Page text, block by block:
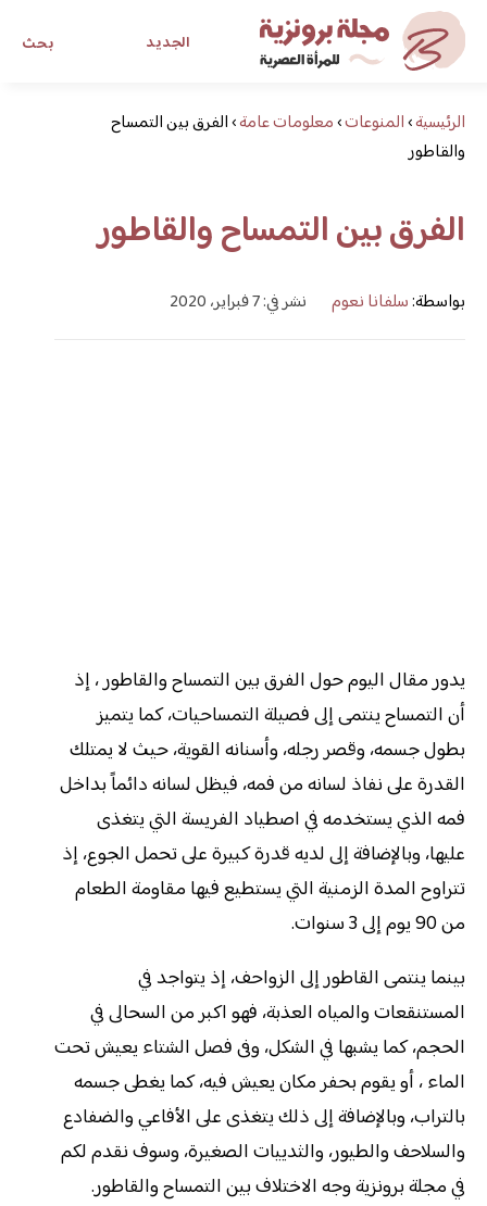
بحث الجديد
مجلة برونزية للفتاة العصريةالرئيسية›المنوعات›معلومات عامة›الفرق بين التمساح
والقاطور
الفرق بين التمساح والقاطور
بواسطة:سلفانا نعوم نشر في: 7 فبراير، 2020
يدور مقال اليوم حول الفرق بين التمساح والقاطور ، إذ
أن التمساح ينتمى إلى فصيلة التمساحيات، كما يتميز
بطول جسمه، وقصر رجله، وأسنانه القوية، حيث لا يمتلك
القدرة على نفاذ لسانه من فمه، فيظل لسانه دائماً بداخل
فمه الذي يستخدمه في اصطياد الفريسة التي يتغذى
عليها، وبالإضافة إلى لديه قدرة كبيرة على تحمل الجوع، إذ
تتراوح المدة الزمنية التي يستطيع فيها مقاومة الطعام
من 90 يوم إلى 3 سنوات.
بينما ينتمى القاطور إلى الزواحف، إذ يتواجد في
المستنقعات والمياه العذبة، فهو اكبر من السحالى في
الحجم، كما يشبها في الشكل، وفى فصل الشتاء يعيش تحت
الماء ، أو يقوم بحفر مكان يعيش فيه، كما يغطى جسمه
بالتراب، وبالإضافة إلى ذلك يتغذى على الأفاعي والضفادع
والسلاحف والطيور، والثدييات الصغيرة، وسوف نقدم لكم
في مجلة برونزية وجه الاختلاف بين التمساح والقاطور.